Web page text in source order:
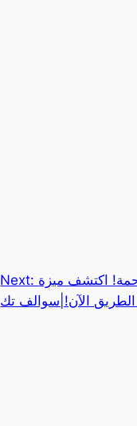
Next: اكتشف ميزة
الطريق الآن!|سوالف تك